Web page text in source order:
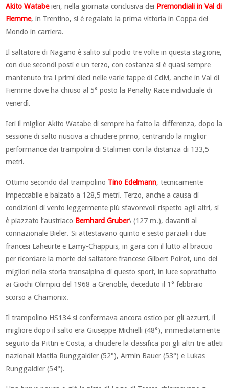
Akito Watabeieri, nella giornata conclusiva dei Premondiali in Val di
Fiemme, in Trentino, si è regalato la prima vittoria in Coppa del
Mondo in carriera.
Il saltatore di Nagano è salito sul podio tre volte in questa stagione,
con due secondi posti e un terzo, con costanza si è quasi sempre
mantenuto tra i primi dieci nelle varie tappe di CdM, anche in Val di
Fiemme dove ha chiuso al 5° posto la Penalty Race individuale di
venerdì.
Ieri il miglior Akito Watabe di sempre ha fatto la differenza, dopo la
sessione di salto riusciva a chiudere primo, centrando la miglior
performance dai trampolini di Stalimen con la distanza di 133,5
metri.
Ottimo secondo dal trampolino Tino Edelmann, tecnicamente
impeccabile e balzato a 128,5 metri. Terzo, anche a causa di
condizioni di vento leggermente più sfavorevoli rispetto agli altri, si
è piazzato l’austriaco Bernhard Gruber\ (127 m.), davanti al
connazionale Bieler. Si attestavano quinto e sesto parziali i due
francesi Laheurte e Lamy-Chappuis, in gara con il lutto al braccio
per ricordare la morte del saltatore francese Gilbert Poirot, uno dei
migliori nella storia transalpina di questo sport, in luce soprattutto
ai Giochi Olimpici del 1968 a Grenoble, deceduto il 1° febbraio
scorso a Chamonix.
Il trampolino HS134 si confermava ancora ostico per gli azzurri, il
migliore dopo il salto era Giuseppe Michielli (48°), immediatamente
seguito da Pittin e Costa, a chiudere la classifica poi gli altri tre atleti
nazionali Mattia Runggaldier (52°), Armin Bauer (53°) e Lukas
Runggaldier (54°).